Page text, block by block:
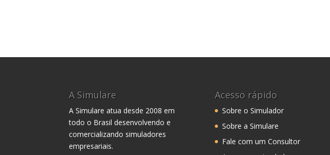
A Simulare
A Simulare atua desde 2008 em
todo o Brasil desenvolvendo e
comercializando simuladores
empresariais.
Acesso rápido
Sobre o Simulador
Sobre a Simulare
Fale com um Consultor